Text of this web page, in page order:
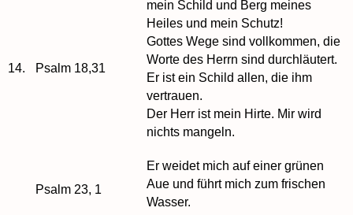
mein Schild und Berg meines
Heiles und mein Schutz!
14. Psalm 18,31
Gottes Wege sind vollkommen, die
Worte des Herrn sind durchläutert.
Er ist ein Schild allen, die ihm
vertrauen.
Psalm 23, 1
Der Herr ist mein Hirte. Mir wird
nichts mangeln.
Er weidet mich auf einer grünen
Aue und führt mich zum frischen
Wasser.